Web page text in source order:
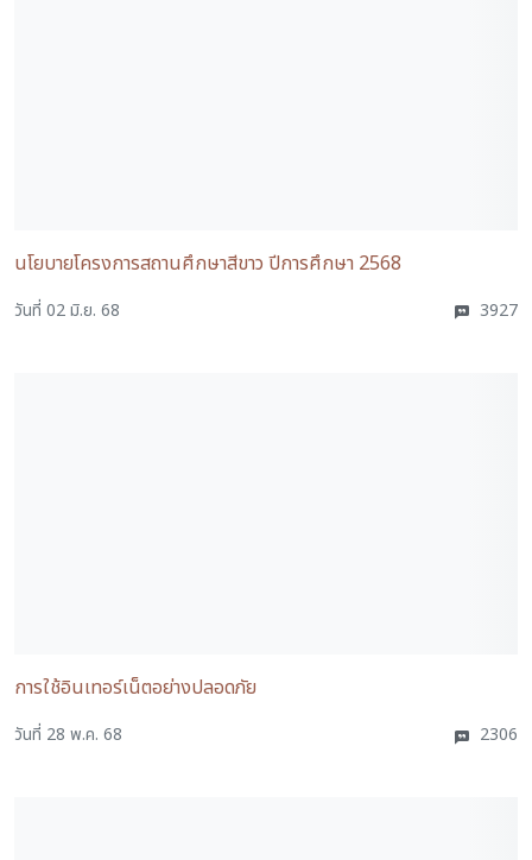
นโยบายโครงการสถานศึกษาสีขาว ปีการศึกษา 2568
วันที่ 02 มิ.ย. 68 3927
การใช้อินเทอร์เน็ตอย่างปลอดภัย
วันที่ 28 พ.ค. 68 2306